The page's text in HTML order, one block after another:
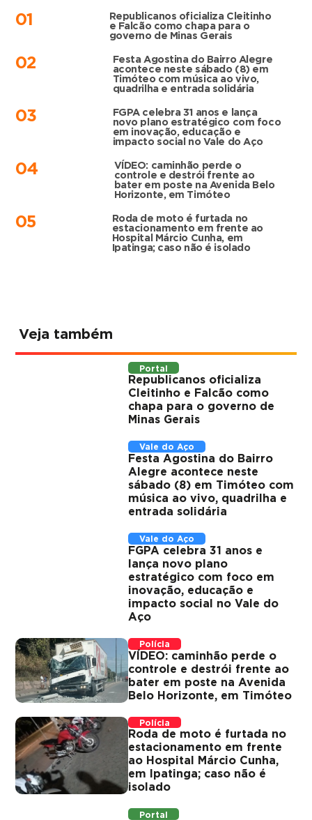
01
Republicanos oficializa Cleitinho
e Falcão como chapa para o
governo de Minas Gerais
02
Festa Agostina do Bairro Alegre
acontece neste sábado (8) em
Timóteo com música ao vivo,
quadrilha e entrada solidária
03
FGPA celebra 31 anos e lança
novo plano estratégico com foco
em inovação, educação e
impacto social no Vale do Aço
04
VÍDEO: caminhão perde o
controle e destrói frente ao
bater em poste na Avenida Belo
Horizonte, em Timóteo
05
Roda de moto é furtada no
estacionamento em frente ao
Hospital Márcio Cunha, em
Ipatinga; caso não é isolado
Veja também
Portal
Republicanos oficializa
Cleitinho e Falcão como
chapa para o governo de
Minas Gerais
Vale do Aço
Festa Agostina do Bairro
Alegre acontece neste
sábado (8) em Timóteo com
música ao vivo, quadrilha e
entrada solidária
Vale do Aço
FGPA celebra 31 anos e
lança novo plano
estratégico com foco em
inovação, educação e
impacto social no Vale do
Aço
Polícia
VÍDEO: caminhão perde o
controle e destrói frente ao
bater em poste na Avenida
Belo Horizonte, em Timóteo
Polícia
Roda de moto é furtada no
estacionamento em frente
ao Hospital Márcio Cunha,
em Ipatinga; caso não é
isolado
Portal